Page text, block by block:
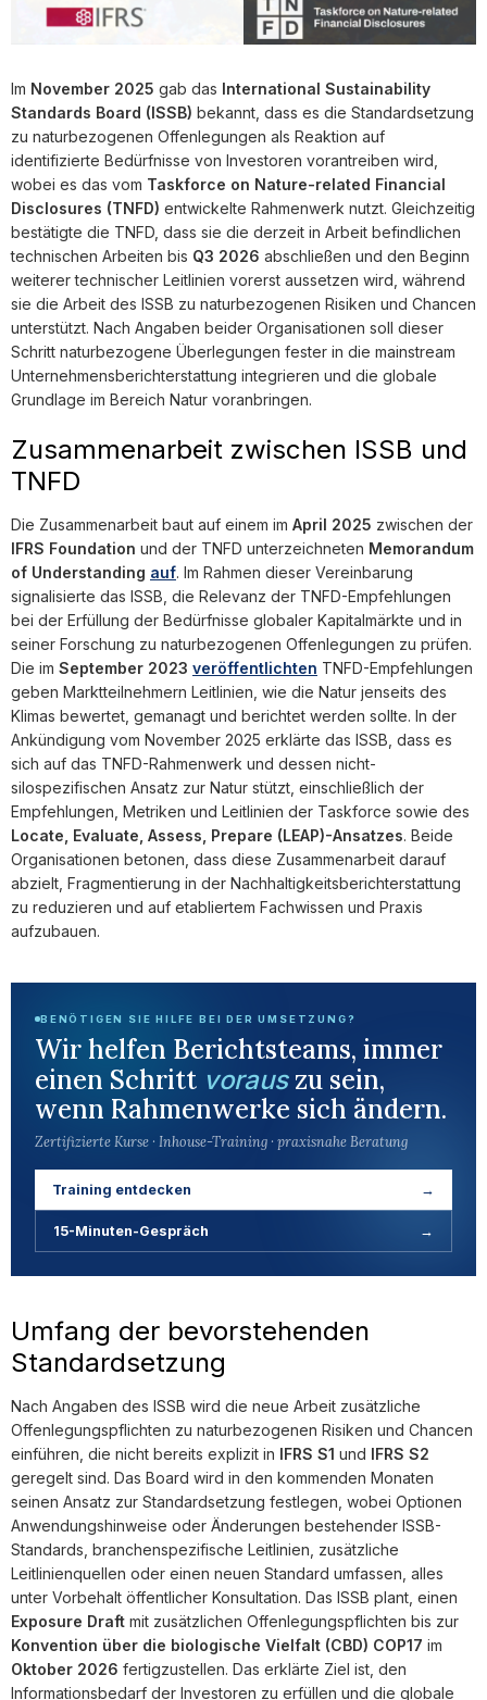
Im November 2025 gab das International Sustainability
Standards Board (ISSB) bekannt, dass es die Standardsetzung
zu naturbezogenen Offenlegungen als Reaktion auf
identifizierte Bedürfnisse von Investoren vorantreiben wird,
wobei es das vom Taskforce on Nature-related Financial
Disclosures (TNFD) entwickelte Rahmenwerk nutzt. Gleichzeitig
bestätigte die TNFD, dass sie die derzeit in Arbeit befindlichen
technischen Arbeiten bis Q3 2026 abschließen und den Beginn
weiterer technischer Leitlinien vorerst aussetzen wird, während
sie die Arbeit des ISSB zu naturbezogenen Risiken und Chancen
unterstützt. Nach Angaben beider Organisationen soll dieser
Schritt naturbezogene Überlegungen fester in die mainstream
Unternehmensberichterstattung integrieren und die globale
Grundlage im Bereich Natur voranbringen.
Zusammenarbeit zwischen ISSB und
TNFD
Die Zusammenarbeit baut auf einem im April 2025 zwischen der
IFRS Foundation und der TNFD unterzeichneten Memorandum
of Understanding auf. Im Rahmen dieser Vereinbarung
signalisierte das ISSB, die Relevanz der TNFD-Empfehlungen
bei der Erfüllung der Bedürfnisse globaler Kapitalmärkte und in
seiner Forschung zu naturbezogenen Offenlegungen zu prüfen.
Die im September 2023 veröffentlichten TNFD-Empfehlungen
geben Marktteilnehmern Leitlinien, wie die Natur jenseits des
Klimas bewertet, gemanagt und berichtet werden sollte. In der
Ankündigung vom November 2025 erklärte das ISSB, dass es
sich auf das TNFD-Rahmenwerk und dessen nicht-
silospezifischen Ansatz zur Natur stützt, einschließlich der
Empfehlungen, Metriken und Leitlinien der Taskforce sowie des
Locate, Evaluate, Assess, Prepare (LEAP)-Ansatzes. Beide
Organisationen betonen, dass diese Zusammenarbeit darauf
abzielt, Fragmentierung in der Nachhaltigkeitsberichterstattung
zu reduzieren und auf etabliertem Fachwissen und Praxis
aufzubauen.
BENÖTIGEN SIE HILFE BEI DER UMSETZUNG?
Wir helfen Berichtsteams, immer
einen Schritt vorauszu sein,
wenn Rahmenwerke sich ändern.
Zertifizierte Kurse · Inhouse-Training · praxisnahe Beratung
Training entdecken →
15-Minuten-Gespräch →
Umfang der bevorstehenden
Standardsetzung
Nach Angaben des ISSB wird die neue Arbeit zusätzliche
Offenlegungspflichten zu naturbezogenen Risiken und Chancen
einführen, die nicht bereits explizit in IFRS S1 und IFRS S2
geregelt sind. Das Board wird in den kommenden Monaten
seinen Ansatz zur Standardsetzung festlegen, wobei Optionen
Anwendungshinweise oder Änderungen bestehender ISSB-
Standards, branchenspezifische Leitlinien, zusätzliche
Leitlinienquellen oder einen neuen Standard umfassen, alles
unter Vorbehalt öffentlicher Konsultation. Das ISSB plant, einen
Exposure Draft mit zusätzlichen Offenlegungspflichten bis zur
Konvention über die biologische Vielfalt (CBD) COP17 im
Oktober 2026 fertigzustellen. Das erklärte Ziel ist, den
Informationsbedarf der Investoren zu erfüllen und die globale